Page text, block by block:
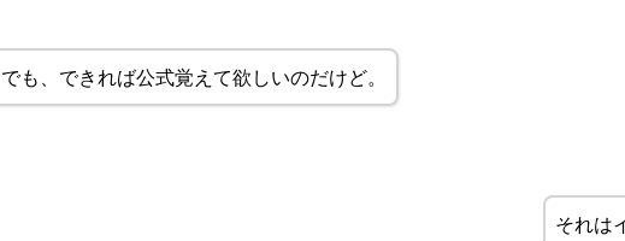
でも、できれば公式覚えて欲しいのだけど。
それは